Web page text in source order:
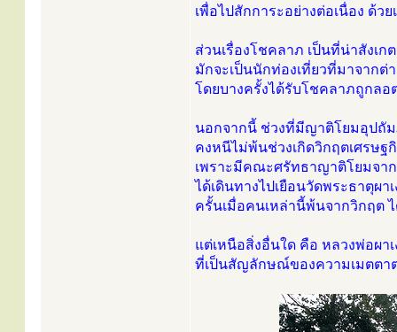
เพื่อไปสักการะอย่างต่อเนื่อง ด้ว
ส่วนเรื่องโชคลาภ เป็นที่น่าสังเ
มักจะเป็นนักท่องเที่ยวที่มาจากต่
โดยบางครั้งได้รับโชคลาภถูกลอ
นอกจากนี้ ช่วงที่มีญาติโยมอุปถั
คงหนีไม่พ้นช่วงเกิดวิกฤตเศรษ
เพราะมีคณะศรัทธาญาติโยมจา
ได้เดินทางไปเยือนวัดพระธาตุผา
ครั้นเมื่อคนเหล่านี้พ้นจากวิกฤต
แต่เหนือสิ่งอื่นใด คือ หลวงพ่อผา
ที่เป็นสัญลักษณ์ของความเมตตา